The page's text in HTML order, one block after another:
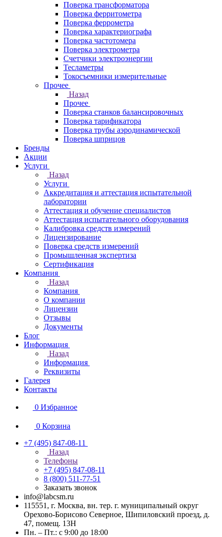
Поверка трансформатора
Поверка ферритометра
Поверка феррометра
Поверка характериографа
Поверка частотомера
Поверка электрометра
Счетчики электроэнергии
Тесламетры
Токосъемники измерительные
Прочее
Назад
Прочее
Поверка станков балансировочных
Поверка тарификатора
Поверка трубы аэродинамической
Поверка шприцов
Бренды
Акции
Услуги
Назад
Услуги
Аккредитация и аттестация испытательной
лаборатории
Аттестация и обучение специалистов
Аттестация испытательного оборудования
Калибровка средств измерений
Лицензирование
Поверка средств измерений
Промышленная экспертиза
Сертификация
Компания
Назад
Компания
О компании
Лицензии
Отзывы
Документы
Блог
Информация
Назад
Информация
Реквизиты
Галерея
Контакты
0 Избранное
0 Корзина
+7 (495) 847-08-11
Назад
Телефоны
+7 (495) 847-08-11
8 (800) 511-77-51
Заказать звонок
info@labcsm.ru
115551, г. Москва, вн. тер. г. муниципальный округ
Орехово-Борисово Северное, Шипиловский проезд, д.
47, помещ. 13Н
Пн. – Пт.: с 9:00 до 18:00